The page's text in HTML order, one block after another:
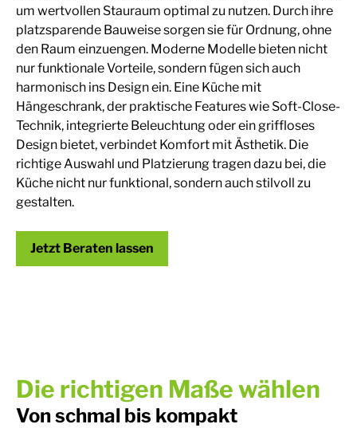
um wertvollen Stauraum optimal zu nutzen. Durch ihre
platzsparende Bauweise sorgen sie für Ordnung, ohne
den Raum einzuengen. Moderne Modelle bieten nicht
nur funktionale Vorteile, sondern fügen sich auch
harmonisch ins Design ein. Eine Küche mit
Hängeschrank, der praktische Features wie Soft-Close-
Technik, integrierte Beleuchtung oder ein griffloses
Design bietet, verbindet Komfort mit Ästhetik. Die
richtige Auswahl und Platzierung tragen dazu bei, die
Küche nicht nur funktional, sondern auch stilvoll zu
gestalten.
Jetzt Beraten lassen
Die richtigen Maße wählen
Von schmal bis kompakt